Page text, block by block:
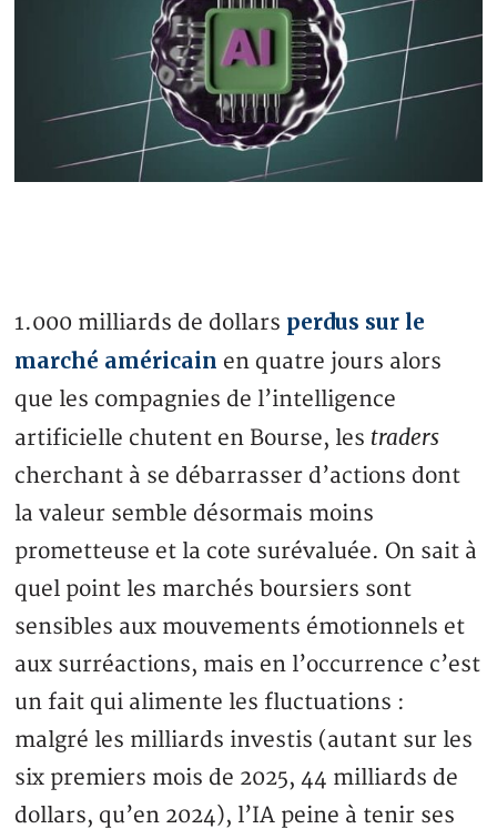
1.000 milliards de dollars perdus sur le
marché américain en quatre jours alors
que les compagnies de l’intelligence
artificielle chutent en Bourse, les traders
cherchant à se débarrasser d’actions dont
la valeur semble désormais moins
prometteuse et la cote surévaluée. On sait à
quel point les marchés boursiers sont
sensibles aux mouvements émotionnels et
aux surréactions, mais en l’occurrence c’est
un fait qui alimente les fluctuations :
malgré les milliards investis (autant sur les
six premiers mois de 2025, 44 milliards de
dollars, qu’en 2024), l’IA peine à tenir ses